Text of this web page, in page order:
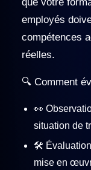
employés
compétences
réelles.
🔍 Comment
👀
situation de
🛠️
mise en